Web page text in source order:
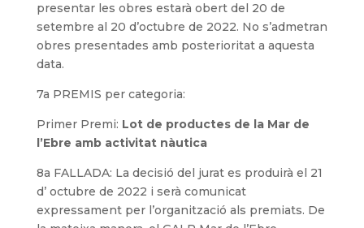
presentar les obres estarà obert del 20 de
setembre al 20 d’octubre de 2022. No s’admetran
obres presentades amb posterioritat a aquesta
data.
7a PREMIS per categoria:
Primer Premi: Lot de productes de la Mar de
l’Ebre amb activitat nàutica
8a FALLADA: La decisió del jurat es produirà el 21
d’ octubre de 2022 i serà comunicat
expressament per l’organització als premiats. De